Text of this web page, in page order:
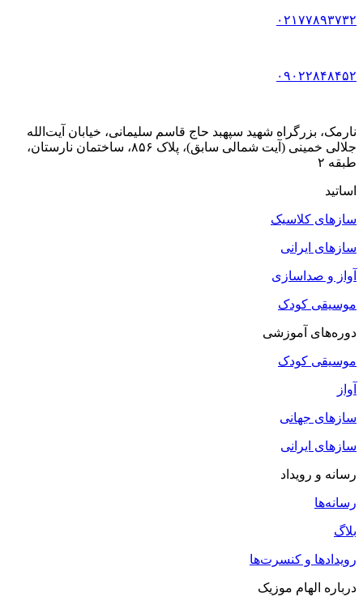
۰۲۱۷۷۸۹۳۷۳۲
۰۹۰۲۲۸۴۸۴۵۲
نارمک، بزرگراه شهید سپهبد حاج قاسم سلیمانی، خیابان آیت‌الله
جلالی خمینی (آیت شمالی سابق)، پلاک ۸۵۶، ساختمان نارستان،
طبقه ۲
اساتید
سازهای کلاسیک
سازهای ایرانی
آواز و صداسازی
موسیقی کودک
دوره‌های آموزشی
موسیقی کودک
آواز
سازهای جهانی
سازهای ایرانی
رسانه و رویداد
رسانه‌ها
بلاگ
رویدادها و کنسرت‌ها
درباره الهام موزیک